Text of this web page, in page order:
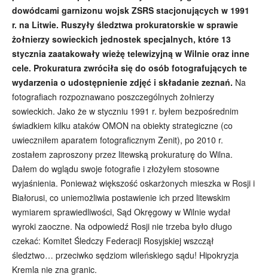
dowódcami garnizonu wojsk ZSRS stacjonujących w 1991
r. na Litwie. Ruszyły śledztwa prokuratorskie w sprawie
żołnierzy sowieckich jednostek specjalnych, które 13
stycznia zaatakowały wieżę telewizyjną w Wilnie oraz inne
cele. Prokuratura zwróciła się do osób fotografujących te
wydarzenia o udostępnienie zdjęć i składanie zeznań. Na
fotografiach rozpoznawano poszczególnych żołnierzy
sowieckich. Jako że w styczniu 1991 r. byłem bezpośrednim
świadkiem kilku ataków OMON na obiekty strategiczne (co
uwieczniłem aparatem fotograficznym Zenit), po 2010 r.
zostałem zaproszony przez litewską prokuraturę do Wilna.
Dałem do wglądu swoje fotografie i złożyłem stosowne
wyjaśnienia. Ponieważ większość oskarżonych mieszka w Rosji i
Białorusi, co uniemożliwia postawienie ich przed litewskim
wymiarem sprawiedliwości, Sąd Okręgowy w Wilnie wydał
wyroki zaoczne. Na odpowiedź Rosji nie trzeba było długo
czekać: Komitet Śledczy Federacji Rosyjskiej wszczął
śledztwo… przeciwko sędziom wileńskiego sądu! Hipokryzja
Kremla nie zna granic.